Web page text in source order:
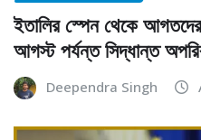
ইতালির স্পেন থেকে
আগস্ট পর্যন্ত সিদ্ধান্ত
Deependra Singh